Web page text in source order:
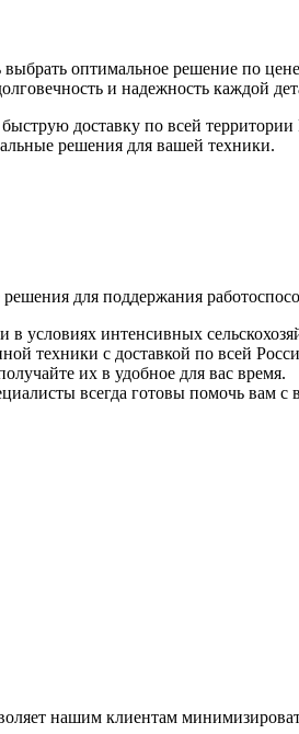
оптимальное решение по цене
и надежность каждой
доставку по всей
решения для вашей техники.
для поддержания
условиях интенсивных
техники с доставкой по всей
их в удобное для вас время.
всегда готовы помочь вам с
нашим клиентам